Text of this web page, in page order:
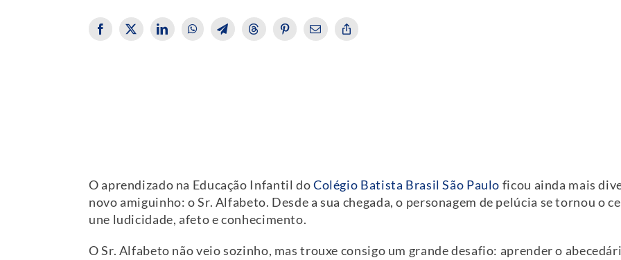
O aprendizado na Educação Infantil doColégio Batista Brasil São Paulo ficou ainda mais
novo amiguinho: o Sr. Alfabeto. Desde a sua chegada, o personagem de pelúcia se tornou o
une ludicidade, afeto e conhecimento.
O Sr. Alfabeto não veio sozinho, mas trouxe consigo um grande desafio: aprender o